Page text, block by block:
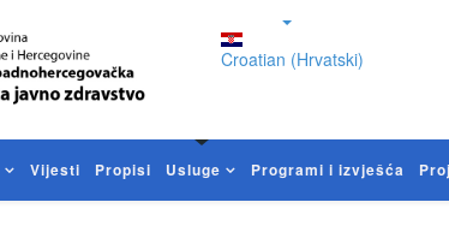
Croatian (Hrvatski)
Vijesti Propisi Usluge Programi i izvješća